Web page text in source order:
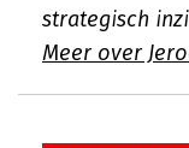
strategisch
Meer over